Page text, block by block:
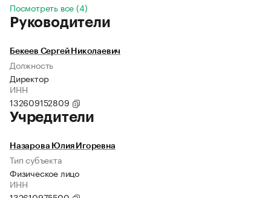
Посмотреть все (4)
Руководители
Бекеев Сергей Николаевич
Должность
Директор
ИНН
132609152809
Учредители
Назарова Юлия Игоревна
Тип субъекта
Физическое лицо
ИНН